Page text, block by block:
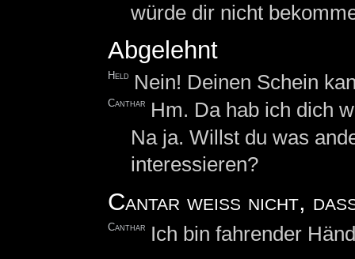
würde dir nicht
Abgelehnt
Held Nein! Deinen Schein
Canthar
Hm. Da hab ich dich
Na ja. Willst du was
interessieren?
Cantar weiß nicht,
Canthar Ich bin fahrender